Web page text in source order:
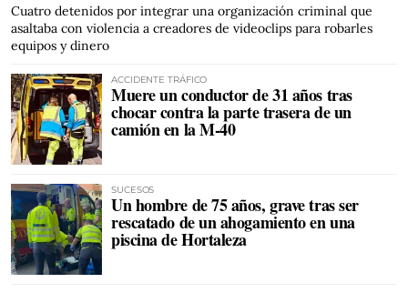
Cuatro detenidos por integrar una organización criminal que
asaltaba con violencia a creadores de videoclips para robarles
equipos y dinero
ACCIDENTE TRÁFICO
Muere un conductor de 31 años tras
chocar contra la parte trasera de un
camión en la M-40
SUCESOS
Un hombre de 75 años, grave tras ser
rescatado de un ahogamiento en una
piscina de Hortaleza